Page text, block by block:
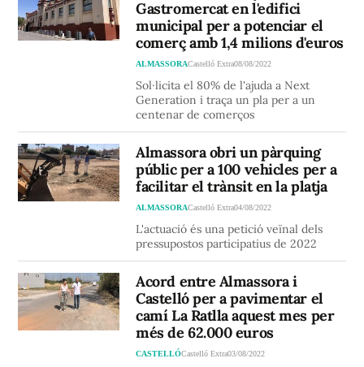
Gastromercat en l'edifici
municipal per a potenciar el
comerç amb 1,4 milions d'euros
ALMASSORACastelló Extra08/08/2022
Sol·licita el 80% de l'ajuda a Next
Generation i traça un pla per a un
centenar de comerços
Almassora obri un pàrquing
públic per a 100 vehicles per a
facilitar el trànsit en la platja
ALMASSORACastelló Extra04/08/2022
L'actuació és una petició veïnal dels
pressupostos participatius de 2022
Acord entre Almassora i
Castelló per a pavimentar el
camí La Ratlla aquest mes per
més de 62.000 euros
CASTELLÓCastelló Extra03/08/2022